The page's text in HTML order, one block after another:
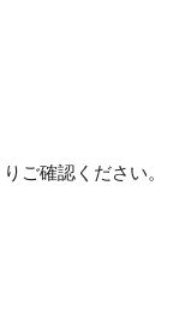
ご確認ください。